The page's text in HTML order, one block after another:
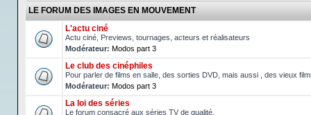
LE FORUM DES IMAGES EN MOUVEMENT
L'actu ciné
Actu ciné, Previews, tournages, acteurs et réalisateurs
Modérateur: Modos part 3
Le club des cinéphiles
Pour parler de films en salle, des sorties DVD, mais aussi , des vieux
Modérateur: Modos part 3
La loi des séries
Le forum consacré aux séries TV de qualité.